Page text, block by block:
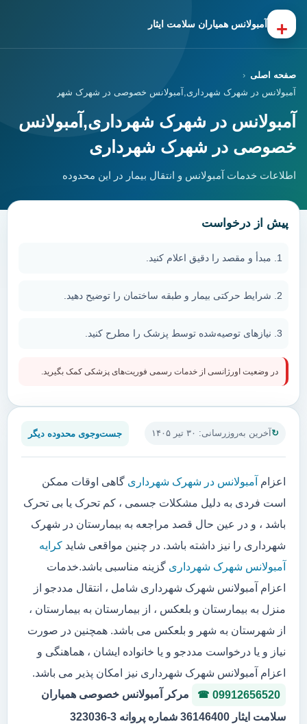
+ آمبولانس همیاران سلامت ایثار
صفحه اصلی
آمبولانس در شهرک شهرداری,آمبولانس خصوصی در شهرک شهرداری
آمبولانس در شهرک شهرداری,آمبولانس
خصوصی در شهرک شهرداری
اطلاعات خدمات آمبولانس و انتقال بیمار در این محدوده
آخرین به‌روزرسانی: ۳۰ تیر ۱۴۰۵ جست‌وجوی محدوده دیگر
اعزام آمبولانس در شهرک شهرداری گاهی اوقات ممکن
است فردی به دلیل مشکلات جسمی ، کم تحرک یا بی تحرک
باشد ، و در عین حال قصد مراجعه به بیمارستان در شهرک
شهرداری را نیز داشته باشد. در چنین مواقعی شاید کرایه
آمبولانس شهرک شهرداری گزینه مناسبی باشد.خدمات
اعزام آمبولانس شهرک شهرداری شامل ، انتقال مددجو از
منزل به بیمارستان و بلعکس ، از بیمارستان به بیمارستان ،
از شهرستان به شهر و بلعکس می باشد. همچنین در صورت
نیاز و یا درخواست مددجو و یا خانواده ایشان ، هماهنگی و
اعزام آمبولانس شهرک شهرداری نیز امکان پذیر می باشد.
09912656520
مرکر آمبولانس خصوصی همیاران
سلامت ایثار 36146400 شماره پروانه 3-323036
پیش از درخواست
مبدأ و مقصد را دقیق اعلام کنید.
شرایط حرکتی بیمار و طبقه ساختمان را توضیح دهید.
نیازهای توصیه‌شده توسط پزشک را مطرح کنید.
در وضعیت اورژانسی از خدمات رسمی فوریت‌های پزشکی کمک بگیرید.